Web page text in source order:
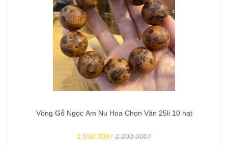
Vòng Gỗ Ngọc Am Nu Hoa Chọn Vân 25li 10 hạt
1.550.000₫ 2.200.000₫